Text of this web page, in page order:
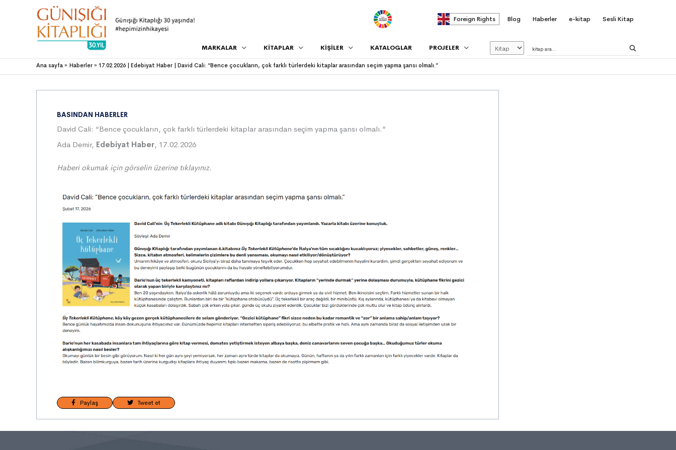
. Foreign Rights Blog Haberler e-kitap Sesli Kitap
MARKALAR KİTAPLAR KİŞİLER KATALOGLAR PROJELER
Ana sayfa Haberler 17.02.2026 | Edebiyat Haber | David Cali: “Bence çocukların, çok farklı türlerdeki kitaplar arasından seçim yapma şansı olmalı.”
BASINDAN HABERLER
David Cali: “Bence çocukların, çok farklı türlerdeki kitaplar arasından seçim yapma şansı olmalı.”
Ada Demir, Edebiyat Haber, 17.02.2026
Haberi okumak için görselin üzerine tıklayınız.
Paylaş Tweet et